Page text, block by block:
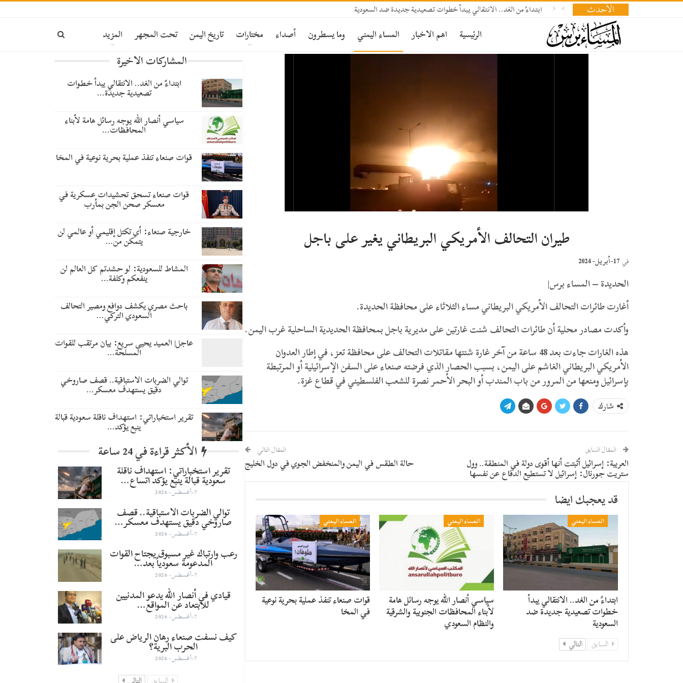
الأحدث ​ابتداءً من الغد.. الانتقالي يبدأ خطوات تصعيدية جديدة ضد السعودية
الرئيسية اهم الاخبار المساء اليمني وما يسطرون أصداء مختارات تاريخ اليمن تحت المجهر المزيد
طيران التحالف الأمريكي البريطاني يغير على باجل
في 17-أبريل- 2024
الحديدة – المساء برس|
أغارت طائرات التحالف الأمريكي البريطاني مساء الثلاثاء على محافظة الحديدة.
وأكدت مصادر محلية أن طائرات التحالف شنت غارتين على مديرية باجل بمحافظة الحديدية الساحلية غرب اليمن.
هذه الغارات جاءت بعد 48 ساعة من آخر غارة شنتها مقاتلات التحالف على محافظة تعز، في إطار العدوان
الأمريكي البريطاني الغاشم على اليمن، بسبب الحصار الذي فرضته صنعاء على السفن الإسرائيلية أو المرتبطة
بإسرائيل ومنعها من المرور من باب المندب أو البحر الأحمر نصرة للشعب الفلسطيني في قطاع غزة.
شارك
المقال السابق
العربية: إسرائيل أثبتت أنها أقوى دولة في المنطقة.. وول
ستريت جورنال: إسرائيل لا تستطيع الدفاع عن نفسها
المقال التالي
حالة الطقس في اليمن والمنخفض الجوي في دول الخليج
قد يعجبك ايضا
المساء اليمني
​ابتداءً من الغد.. الانتقالي يبدأ
خطوات تصعيدية جديدة ضد
السعودية
المساء اليمني
سياسي أنصار الله يوجه رسائل هامة
لأبناء المحافظات الجنوبية والشرقية
والنظام السعودي
المساء اليمني
قوات صنعاء تنفذ عملية بحرية نوعية
في المخا
السابق التالي
المشاركات الاخيرة
​ابتداءً من الغد.. الانتقالي يبدأ خطوات
تصعيدية جديدة…
سياسي أنصار الله يوجه رسائل هامة لأبناء
المحافظات…
قوات صنعاء تنفذ عملية بحرية نوعية في المخا
قوات صنعاء تسحق تحشيدات عسكرية في
معسكر صحن الجن بمأرب
خارجية صنعاء: أي تكتل إقليمي أو عالمي لن
يتمكن من…
المشاط للسعودية: لو حشدتم كل العالم لن
ينفعكم وكلفة…
باحث مصري يكشف دوافع ومصير التحالف
السعودي التركي…
عاجل| العميد يحيى سريع: بيان مرتقب للقوات
المسلحة…
توالي الضربات الاستباقية.. قصف صاروخي
دقيق يستهدف معسكر…
تقرير استخباراتي: استهداف ناقلة سعودية قبالة
ينبع يؤكد…
الأكثر قراءة في 24 ساعة
تقرير استخباراتي: استهداف ناقلة
سعودية قبالة ينبع يؤكد اتساع…
7-أغسطس- 2026
توالي الضربات الاستباقية.. قصف
صاروخي دقيق يستهدف معسكر…
7-أغسطس- 2026
رعب وارتباك غير مسبوق يجتاح القوات
المدعومة سعودياً بعد…
7-أغسطس- 2026
قيادي في أنصار الله يدعو المدنيين
للابتعاد عن المواقع…
7-أغسطس- 2026
كيف نسفت صنعاء رهان الرياض على
الحرب البرية؟
7-أغسطس- 2026